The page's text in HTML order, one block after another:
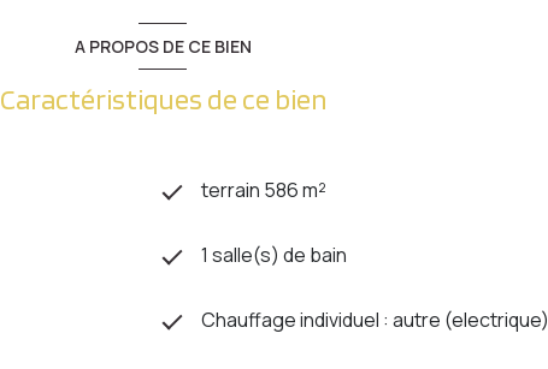
A PROPOS DE CE BIEN
Caractéristiques de ce bien
terrain 586 m²
1 salle(s) de bain
Chauffage individuel : autre (electrique)